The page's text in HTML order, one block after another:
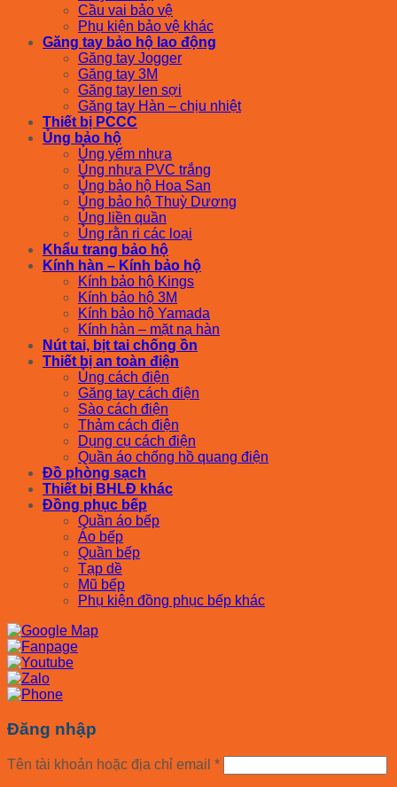
Cầu vai bảo vệ
Phụ kiện bảo vệ khác
Găng tay bảo hộ lao động
Găng tay Jogger
Găng tay 3M
Găng tay len sợi
Găng tay Hàn – chịu nhiệt
Thiết bị PCCC
Ủng bảo hộ
Ủng yếm nhựa
Ủng nhựa PVC trắng
Ủng bảo hộ Hoa San
Ủng bảo hộ Thuỳ Dương
Ủng liền quần
Ủng rằn ri các loại
Khẩu trang bảo hộ
Kính hàn – Kính bảo hộ
Kính bảo hộ Kings
Kính bảo hộ 3M
Kính bảo hộ Yamada
Kính hàn – mặt nạ hàn
Nút tai, bịt tai chống ồn
Thiết bị an toàn điện
Ủng cách điện
Găng tay cách điện
Sào cách điện
Thảm cách điện
Dụng cụ cách điện
Quần áo chống hồ quang điện
Đồ phòng sạch
Thiết bị BHLĐ khác
Đồng phục bếp
Quần áo bếp
Áo bếp
Quần bếp
Tạp dề
Mũ bếp
Phụ kiện đồng phục bếp khác
Đăng nhập
Tên tài khoản hoặc địa chỉ email *